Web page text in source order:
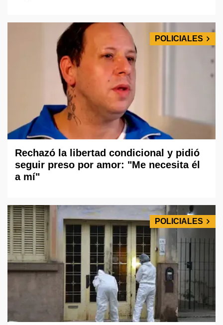
POLICIALES
Rechazó la libertad condicional y pidió
seguir preso por amor: "Me necesita él
a mí"
POLICIALES